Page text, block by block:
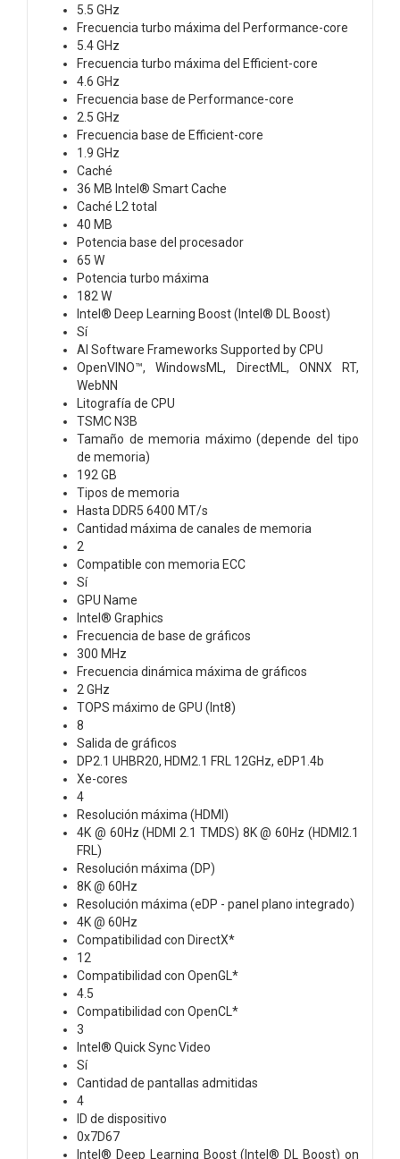
5.5 GHz
Frecuencia turbo máxima del Performance-core
5.4 GHz
Frecuencia turbo máxima del Efficient-core
4.6 GHz
Frecuencia base de Performance-core
2.5 GHz
Frecuencia base de Efficient-core
1.9 GHz
Caché
36 MB Intel® Smart Cache
Caché L2 total
40 MB
Potencia base del procesador
65 W
Potencia turbo máxima
182 W
Intel® Deep Learning Boost (Intel® DL Boost)
Sí
AI Software Frameworks Supported by CPU
OpenVINO™, WindowsML, DirectML, ONNX RT,
WebNN
Litografía de CPU
TSMC N3B
Tamaño de memoria máximo (depende del tipo
de memoria)
192 GB
Tipos de memoria
Hasta DDR5 6400 MT/s
Cantidad máxima de canales de memoria
2
Compatible con memoria ECC
Sí
GPU Name
Intel® Graphics
Frecuencia de base de gráficos
300 MHz
Frecuencia dinámica máxima de gráficos
2 GHz
TOPS máximo de GPU (Int8)
8
Salida de gráficos
DP2.1 UHBR20, HDM2.1 FRL 12GHz, eDP1.4b
Xe-cores
4
Resolución máxima (HDMI)
4K @ 60Hz (HDMI 2.1 TMDS) 8K @ 60Hz (HDMI2.1
FRL)
Resolución máxima (DP)
8K @ 60Hz
Resolución máxima (eDP - panel plano integrado)
4K @ 60Hz
Compatibilidad con DirectX*
12
Compatibilidad con OpenGL*
4.5
Compatibilidad con OpenCL*
3
Intel® Quick Sync Video
Sí
Cantidad de pantallas admitidas
4
ID de dispositivo
0x7D67
Intel® Deep Learning Boost (Intel® DL Boost) on